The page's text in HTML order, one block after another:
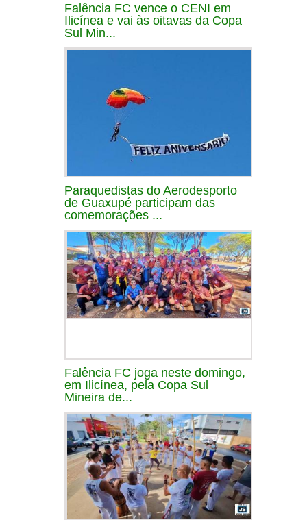
Falência FC vence o CENI em
Ilicínea e vai às oitavas da Copa
Sul Min...
Paraquedistas do Aerodesporto
de Guaxupé participam das
comemorações ...
Falência FC joga neste domingo,
em Ilicínea, pela Copa Sul
Mineira de...